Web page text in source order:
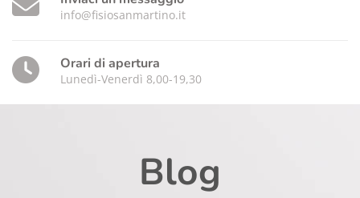
info@fisiosanmartino.it
Orari di apertura
Lunedì-Venerdì 8,00-19,30
Blog